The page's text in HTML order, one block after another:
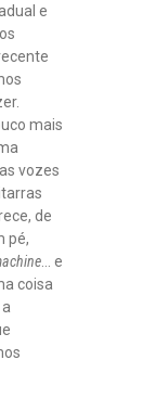
e
mais
vozes
de
pé,
… e
coisa